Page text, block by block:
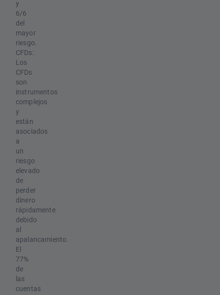
y
6/6
del
mayor
riesgo.
CFDs:
Los
CFDs
son
instrumentos
complejos
y
están
asociados
a
un
riesgo
elevado
de
perder
dinero
rápidamente
debido
al
apalancamiento.
El
77%
de
las
cuentas